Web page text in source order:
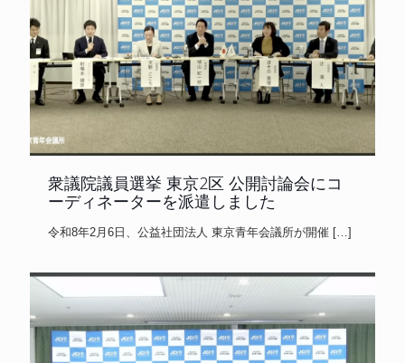
衆議院議員選挙 東京2区 公開討論会にコ
ーディネーターを派遣しました
令和8年2月6日、公益社団法人 東京青年会議所が開催 […]